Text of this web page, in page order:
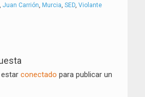
, Juan Carrión, Murcia, SED, Violante
conectado para publicar un